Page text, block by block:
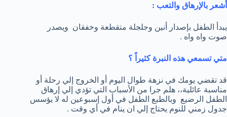
أشعر بالإرهاق والتعب :
يبدأ الطفل بإصدار أنين وجلجلة متقطعة وخفقان ويصدر
صوت واه واه .
متي تسمعي هذه النبرة كثيراً ؟
قد تقضي يومك في نزهة طوال اليوم أو الخروج إلي رحلة أو
مناسبة عائلية،، هلم جرا من الأسباب التي تؤدي إلي إرهاق
الطفل الرضيع وبالطبع الطفل في أول إسبوعين له لا يؤسس
جدول زمني للنوم يحتاج إلي ان ينام في أي وقت .